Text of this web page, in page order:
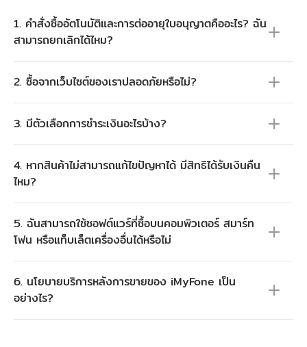
1. คำสั่งซื้ออัตโนมัติและการต่ออายุใบอนุญาตคืออะไร? ฉัน
สามารถยกเลิกได้ไหม?
2. ซื้อจากเว็บไซต์ของเราปลอดภัยหรือไม่?
3. มีตัวเลือกการชำระเงินอะไรบ้าง?
4. หากสินค้าไม่สามารถแก้ไขปัญหาได้ มีสิทธิได้รับเงินคืน
ไหม?
5. ฉันสามารถใช้ซอฟต์แวร์ที่ซื้อบนคอมพิวเตอร์ สมาร์ท
โฟน หรือแท็บเล็ตเครื่องอื่นได้หรือไม่
6. นโยบายบริการหลังการขายของ iMyFone เป็น
อย่างไร?